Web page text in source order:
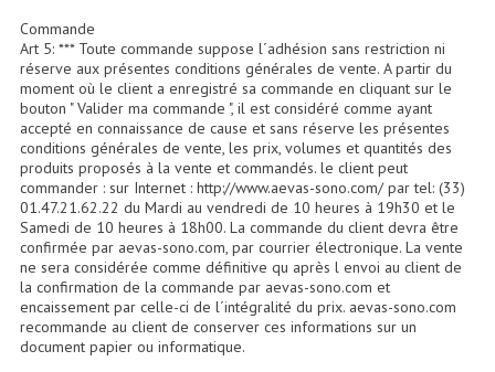
Enceintes Hifi
Enceintes Monitoring
Filtres Actifs, Correcteurs
Haut-Parleurs Moteurs Tweeters Filtres
Haut Parleurs Sono
Filtres Passifs
Haut-Parleurs Amplis Guitare
Commande
Art 5: *** Toute commande suppose l´adhésion sans restriction ni
réserve aux présentes conditions générales de vente. A partir du
moment où le client a enregistré sa commande en cliquant sur le
bouton " Valider ma commande ", il est considéré comme ayant
accepté en connaissance de cause et sans réserve les présentes
conditions générales de vente, les prix, volumes et quantités des
produits proposés à la vente et commandés. le client peut
commander : sur Internet : http://www.aevas-sono.com/ par tel: (33)
01.47.21.62.22 du Mardi au vendredi de 10 heures à 19h30 et le
Samedi de 10 heures à 18h00. La commande du client devra être
confirmée par aevas-sono.com, par courrier électronique. La vente
ne sera considérée comme définitive qu après l envoi au client de
la confirmation de la commande par aevas-sono.com et
encaissement par celle-ci de l´intégralité du prix. aevas-sono.com
recommande au client de conserver ces informations sur un
document papier ou informatique.